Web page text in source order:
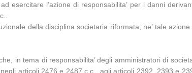
esercitare l’azione di responsabilita’ per i danni
della disciplina societaria riformata; ne’ tale
in tema di responsabilita’ degli amministratori di
articoli 2476 e 2487 c.c., agli articoli 2392, 2393 e